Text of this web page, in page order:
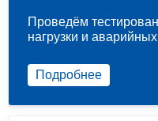
Проведём
нагрузки и
Подробнее